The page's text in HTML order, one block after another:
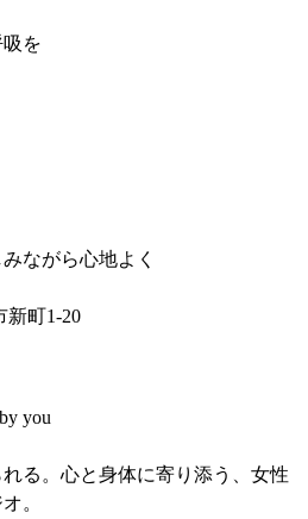
を
ながら心地よく
町1-20
you
る。心と身体に寄り添う、女性
。